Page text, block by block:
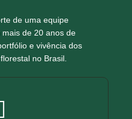
de uma equipe
mais de 20 anos de
e vivência dos
no Brasil.